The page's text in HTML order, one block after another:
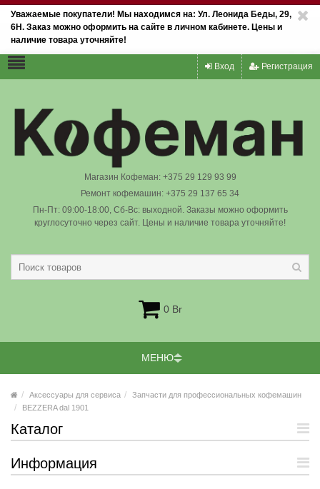
Уважаемые покупатели! Мы находимся на: Ул. Леонида Беды, 29,
6Н. Заказ можно оформить на сайте в личном кабинете. Цены и
наличие товара уточняйте!
Вход Регистрация
Магазин Кофеман: +375 29 129 93 99
Ремонт кофемашин: +375 29 137 65 34
Пн-Пт: 09:00-18:00, Сб-Вс: выходной. Заказы можно оформить
круглосуточно через сайт. Цены и наличие товара уточняйте!
0 Br
МЕНЮ
Аксессуары для сервиса
Запчасти для профессиональных кофемашин
BEZZERA dal 1901
Каталог
Информация